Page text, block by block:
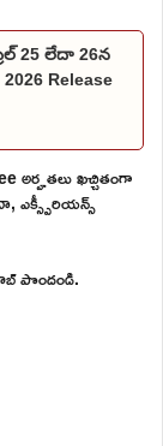
25 లేదా 26న
Release
ఖచ్చితంగా
ఎక్స్పీరియన్స్
పొందండి.